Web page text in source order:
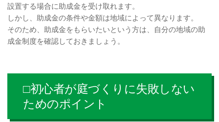
設置する場合に助成金を受け取れます。
しかし、助成金の条件や金額は地域によって異なります。
そのため、助成金をもらいたいという方は、自分の地域の助
成金制度を確認しておきましょう。
□初心者が庭づくりに失敗しない
ためのポイント